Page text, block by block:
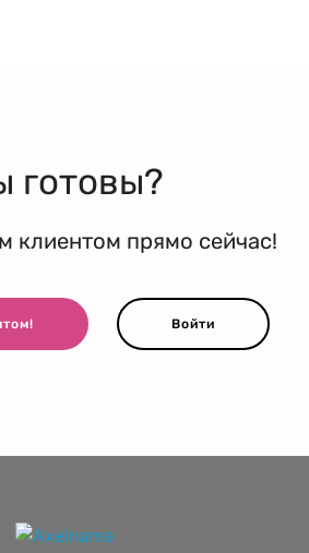
готовы?
клиентом прямо сейчас!
Войти